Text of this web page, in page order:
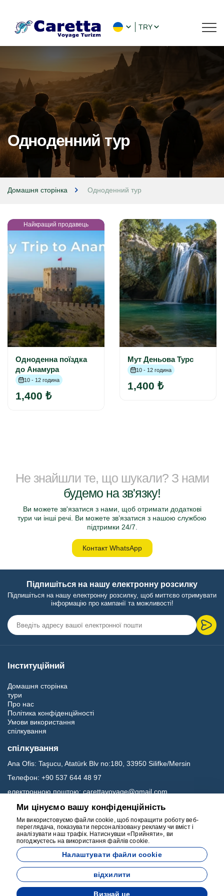
TRY
Одноденний тур
Домашня сторінка Одноденний тур
Найкращий продавець
Одноденна поїздка
до Анамура
10 - 12 година
1,400 ₺
Мут Деньова Турс
10 - 12 година
1,400 ₺
Не знайшли те, що шукали? З нами
будемо на зв'язку!
Ви можете зв'язатися з нами, щоб отримати додаткові
тури чи інші речі. Ви можете зв’язатися з нашою службою
підтримки 24/7.
Контакт WhatsApp
Підпишіться на нашу електронну розсилку
Підпишіться на нашу електронну розсилку, щоб миттєво отримувати
інформацію про кампанії та можливості!
Інституційний
Домашня сторінка
тури
Про нас
Політика конфіденційності
Умови використання
спілкування
спілкування
Ana Ofis: Taşucu, Atatürk Blv no:180, 33950 Silifke/Mersin
Телефон: +90 537 644 48 97
електронною поштою: carettavoyage@gmail.com
Соц.медіа
Розроблено
Ми цінуємо вашу конфіденційність
Ми використовуємо файли cookie, щоб покращити роботу веб-
переглядача, показувати персоналізовану рекламу чи вміст і
аналізувати наш трафік. Натиснувши «Прийняти», ви
погоджуєтесь на використання файлів cookie.
Налаштувати файли cookie
відхилити
Визнай це